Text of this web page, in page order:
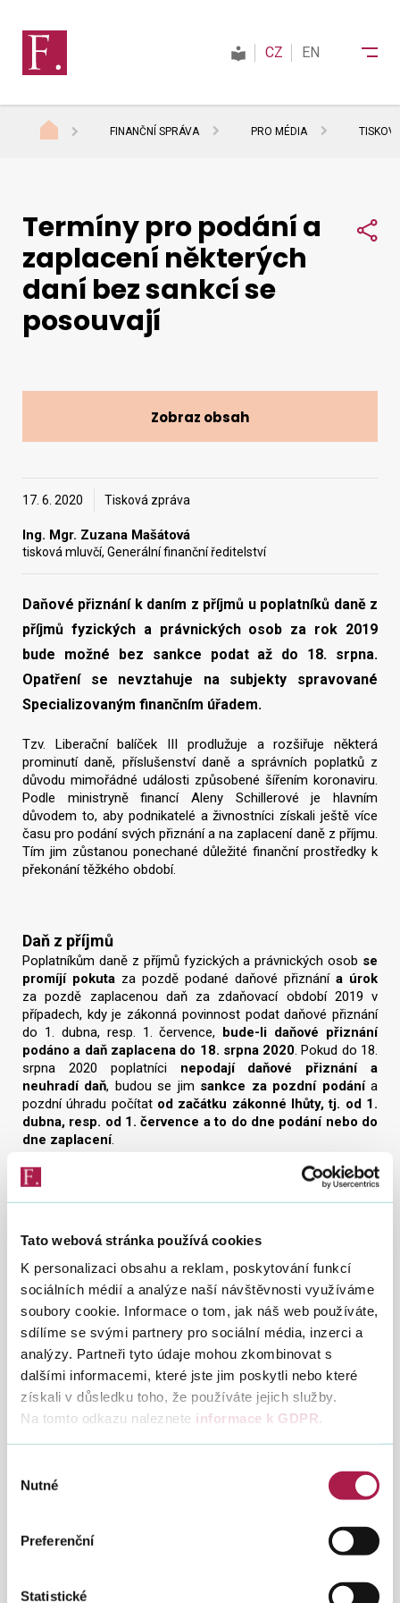
Tato webová stránka používá cookies
K personalizaci obsahu a reklam, poskytování funkcí
sociálních médií a analýze naší návštěvnosti využíváme
soubory cookie. Informace o tom, jak náš web používáte,
sdílíme se svými partnery pro sociální média, inzerci a
analýzy. Partneři tyto údaje mohou zkombinovat s
dalšími informacemi, které jste jim poskytli nebo které
získali v důsledku toho, že používáte jejich služby.
Na tomto odkazu naleznete informace k GDPR.
souhlasu
Nutné
Preferenční
Statistické
Daně
Mezinárodní spolupráce
CZ EN
FINANČNÍ SPRÁVA PRO MÉDIA
17. 6. 2020 Tisková zpráva
Ing. Mgr. Zuzana Mašátová
tisková mluvčí, Generální finanční ředitelství
Daňové přiznání k daním z příjmů u poplatníků daně z
příjmů fyzických a právnických osob za rok 2019
bude možné bez sankce podat až do 18. srpna.
Opatření se nevztahuje na subjekty spravované
Specializovaným finančním úřadem.
Tzv. Liberační balíček III prodlužuje a rozšiřuje některá
prominutí daně, příslušenství daně a správních poplatků z
důvodu mimořádné události způsobené šířením koronaviru.
Podle ministryně financí Aleny Schillerové je hlavním
důvodem to, aby podnikatelé a živnostníci získali ještě více
času pro podání svých přiznání a na zaplacení daně z příjmu.
Tím jim zůstanou ponechané důležité finanční prostředky k
překonání těžkého období.
Daň z příjmů
Poplatníkům daně z příjmů fyzických a právnických osob se
promíjí pokuta za pozdě podané daňové přiznání a úrok
za pozdě zaplacenou daň za zdaňovací období 2019 v
případech, kdy je zákonná povinnost podat daňové přiznání
do 1. dubna, resp. 1. července, bude-li daňové přiznání
podáno a daň zaplacena do 18. srpna 2020 . Pokud do 18.
srpna 2020 poplatníci nepodají daňové přiznání a
neuhradí daň, budou se jim sankce za pozdní podánía
pozdní úhradu počítatod začátku zákonné lhůty, tj. od 1.
dubna, resp. od 1. července a to do dne podání nebo do
dne zaplacení.
Prominutí sankce podle Liberačního balíčku IIIse
nevztahuje
spravované
dosáhly obratuvíce než 2 mld. Kč. Dále se jedná o banky,
spořitelny, či pojišťovny.
Daň z nabytí nemovitých věcí
V případech daně z nabytí nemovitých věcí, kdy poslední
den lhůtypro podání daňového přiznání asplatnost daně
nastane v období od 31. 3. 2020 až 30. 11. 2020, budou
související s pozdním podáním
daňového přiznání a s pozdní úhradou daněpokud bude
daňové přiznání podáno a daň uhrazena do 31. 12. 2020.
Finanční správa upozorňuje plátce DPH, že
31. 7. 2020
končí účinnost některých prominutí v oblasti DPH. Jedná
za pozdní podání kontrolního hlášení (
bez výzvy správce
Termíny pro podání a
zaplacení některých
daní bez sankcí se
posouvají
Zobraz obsah